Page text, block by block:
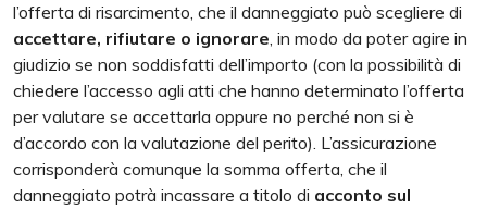
l’offerta di risarcimento, che il danneggiato può scegliere di
accettare, rifiutare o ignorare, in modo da poter agire in
giudizio se non soddisfatti dell’importo (con la possibilità di
chiedere l’accesso agli atti che hanno determinato l’offerta
per valutare se accettarla oppure no perché non si è
d’accordo con la valutazione del perito). L’assicurazione
corrisponderà comunque la somma offerta, che il
danneggiato potrà incassare a titolo di acconto sul